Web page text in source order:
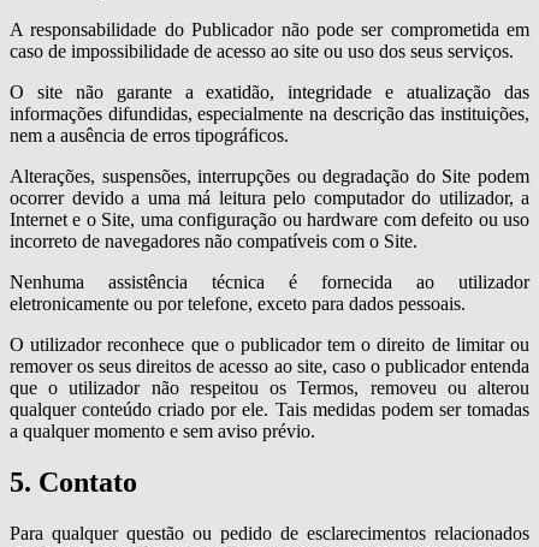
A responsabilidade do Publicador não pode ser comprometida em
caso de impossibilidade de acesso ao site ou uso dos seus serviços.
O site não garante a exatidão, integridade e atualização das
informações difundidas, especialmente na descrição das instituições,
nem a ausência de erros tipográficos.
Alterações, suspensões, interrupções ou degradação do Site podem
ocorrer devido a uma má leitura pelo computador do utilizador, a
Internet e o Site, uma configuração ou hardware com defeito ou uso
incorreto de navegadores não compatíveis com o Site.
Nenhuma assistência técnica é fornecida ao utilizador
eletronicamente ou por telefone, exceto para dados pessoais.
O utilizador reconhece que o publicador tem o direito de limitar ou
remover os seus direitos de acesso ao site, caso o publicador entenda
que o utilizador não respeitou os Termos, removeu ou alterou
qualquer conteúdo criado por ele. Tais medidas podem ser tomadas
a qualquer momento e sem aviso prévio.
5. Contato
Para qualquer questão ou pedido de esclarecimentos relacionados